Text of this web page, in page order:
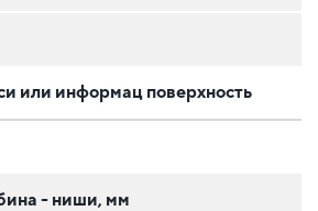
или информац поверхность
- ниши, мм